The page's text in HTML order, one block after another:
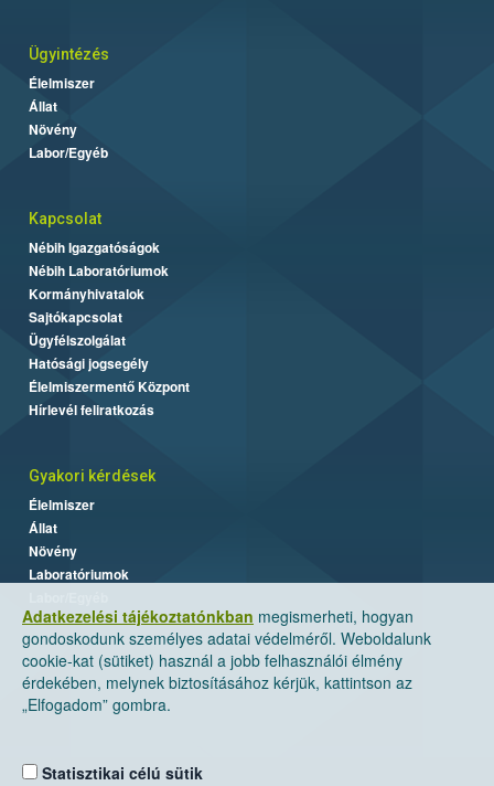
Adatkezelési tájékoztatónkban megismerheti, hogyan
gondoskodunk személyes adatai védelméről. Weboldalunk
cookie-kat (sütiket) használ a jobb felhasználói élmény
érdekében, melynek biztosításához kérjük, kattintson az
„Elfogadom” gombra.
Statisztikai célú sütik
Ügyintézés
Élelmiszer
Állat
Növény
Labor/Egyéb
Kapcsolat
Nébih Igazgatóságok
Nébih Laboratóriumok
Kormányhivatalok
Sajtókapcsolat
Ügyfélszolgálat
Hatósági jogsegély
Élelmiszermentő Központ
Hírlevél feliratkozás
Gyakori kérdések
Élelmiszer
Állat
Növény
Laboratóriumok